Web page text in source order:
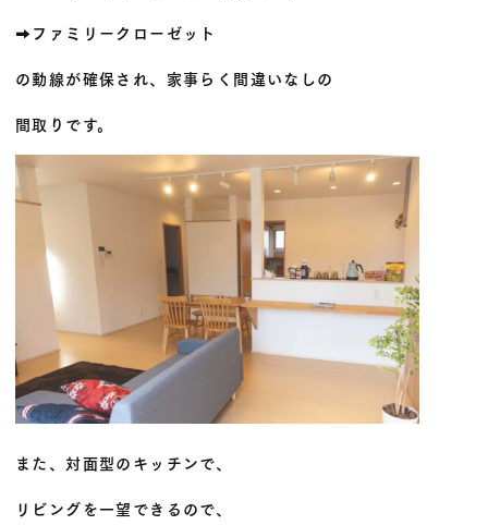
➡ファミリークローゼット
の動線が確保され、家事らく間違いなしの
間取りです。
また、対面型のキッチンで、
リビングを一望できるので、